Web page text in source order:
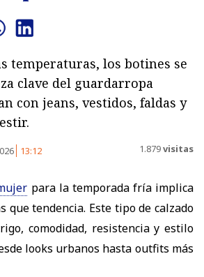
temperaturas, los botines se
clave del guardarropa
con jeans, vestidos, faldas y
13:12 1.879visitas
para la temporada fría implica
que tendencia. Este tipo de calzado
comodidad, resistencia y estilo
looks urbanos hasta outfits más